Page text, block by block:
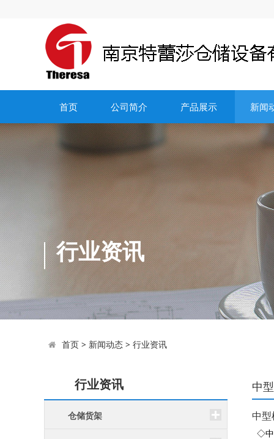
首页 公司简介 产品展示 新闻
行业资讯
首页> 新闻动态> 行业资讯
行业资讯
仓储货架
中
中